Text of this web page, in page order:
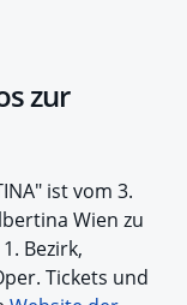
zur
ist vom 3.
Wien zu
Bezirk,
Tickets und